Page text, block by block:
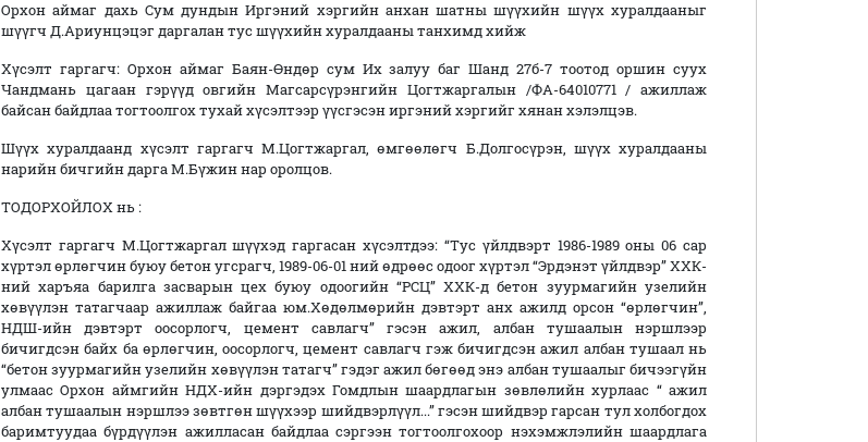
Орхон аймаг дахь Сум дундын Иргэний хэргийн анхан шатны шүүхийн шүүх хуралдааныг
шүүгч Д.Ариунцэцэг даргалан тус шүүхийн хуралдааны танхимд хийж
Хүсэлт гаргагч: Орхон аймаг Баян-Өндөр сум Их залуу баг Шанд 27б-7 тоотод оршин суух
Чандмань цагаан гэрүүд овгийн Магсарсүрэнгийн Цогтжаргалын /ФА-64010771 / ажиллаж
байсан байдлаа тогтоолгох тухай хүсэлтээр үүсгэсэн иргэний хэргийг хянан хэлэлцэв.
Шүүх хуралдаанд хүсэлт гаргагч М.Цогтжаргал, өмгөөлөгч Б.Долгосүрэн, шүүх хуралдааны
нарийн бичгийн дарга М.Бүжин нар оролцов.
ТОДОРХОЙЛОХ нь :
Хүсэлт гаргагч М.Цогтжаргал шүүхэд гаргасан хүсэлтдээ: “Тус үйлдвэрт 1986-1989 оны 06 сар
хүртэл өрлөгчин буюу бетон угсрагч, 1989-06-01 ний өдрөөс одоог хүртэл “Эрдэнэт үйлдвэр” ХХК-
ний харъяа барилга засварын цех буюу одоогийн “РСЦ” ХХК-д бетон зуурмагийн узелийн
хөвүүлэн татагчаар ажиллаж байгаа юм.Хөдөлмөрийн дэвтэрт анх ажилд орсон “өрлөгчин”,
НДШ-ийн дэвтэрт оосорлогч, цемент савлагч” гэсэн ажил, албан тушаалын нэршлээр
бичигдсэн байх ба өрлөгчин, оосорлогч, цемент савлагч гэж бичигдсэн ажил албан тушаал нь
“бетон зуурмагийн узелийн хөвүүлэн татагч” гэдэг ажил бөгөөд энэ албан тушаалыг бичээгүйн
улмаас Орхон аймгийн НДХ-ийн дэргэдэх Гомдлын шаардлагын зөвлөлийн хурлаас “ ажил
албан тушаалын нэршлээ зөвтгөн шүүхээр шийдвэрлүүл...” гэсэн шийдвэр гарсан тул холбогдох
баримтуудаа бүрдүүлэн ажилласан байдлаа сэргээн тогтоолгохоор нэхэмжлэлийн шаардлага